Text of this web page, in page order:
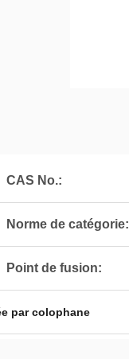
CAS No.:
Norme de catégorie:
Point de fusion:
par colophane